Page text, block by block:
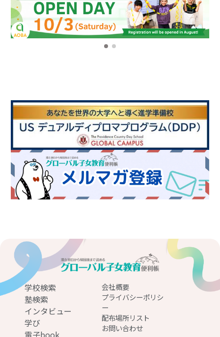
学校検索
塾検索
インタビュー
学び
電子book
会社概要
プライバシーポリシ
ー
配布場所リスト
お問い合わせ